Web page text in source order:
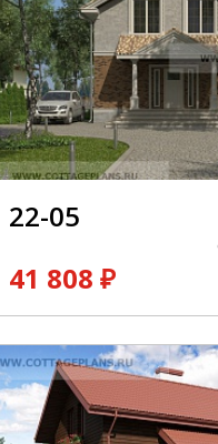
22-05
41 808 ₽